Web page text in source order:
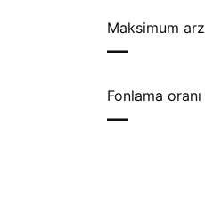
Maksimum arz
—
Fonlama oranı
—